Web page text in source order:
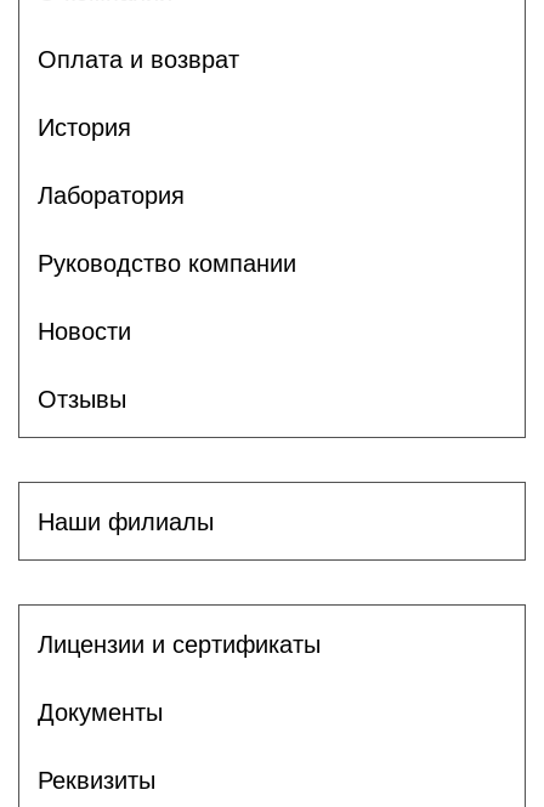
Оплата и возврат
История
Лаборатория
Руководство компании
Новости
Отзывы
Наши филиалы
Лицензии и сертификаты
Документы
Реквизиты